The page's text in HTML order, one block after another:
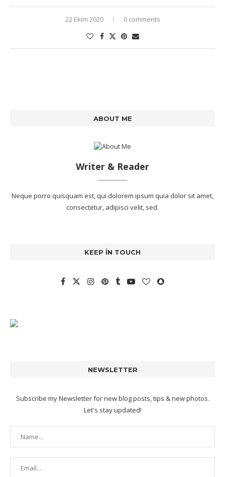
22 Ekim 2020 0 comments
ABOUT ME
Writer & Reader
Neque porro quisquam est, qui dolorem ipsum quia dolor sit amet,
consectetur, adipisci velit, sed.
KEEP IN TOUCH
NEWSLETTER
Subscribe my Newsletter for new blog posts, tips & new photos.
Let's stay updated!